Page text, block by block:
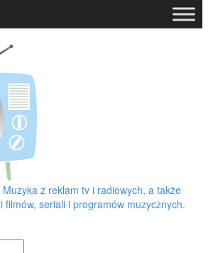
Muzyka z reklam tv i radiowych, a także
filmów, seriali i programów muzycznych.